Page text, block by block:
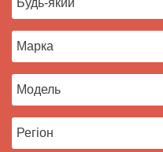
Відгуки про авто
Завантажити додаток